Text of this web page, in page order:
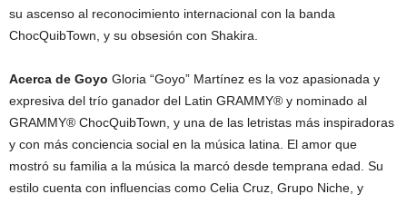
su ascenso al reconocimiento internacional con la banda
ChocQuibTown, y su obsesión con Shakira.
Acerca de Goyo Gloria “Goyo” Martínez es la voz apasionada y
expresiva del trío ganador del Latin GRAMMY® y nominado al
GRAMMY® ChocQuibTown, y una de las letristas más inspiradoras
y con más conciencia social en la música latina. El amor que
mostró su familia a la música la marcó desde temprana edad. Su
estilo cuenta con influencias como Celia Cruz, Grupo Niche, y